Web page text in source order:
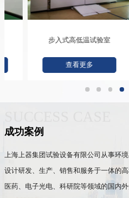
步入式高低温试验室
查看更多
成功案例
上海上器集团试验设备有限公司从事环
设计研发、生产、销售和服务于一体的
医药、电子光电、科研院等领域的国内